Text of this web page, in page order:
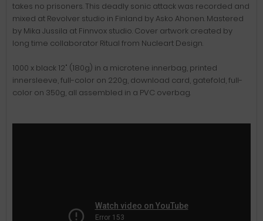
takes no prisoners. This deadly sonic attack was recorded and
mixed at Revolver studio in Finland by Asko Ahonen. Mastered
by Mika Jussila at Finnvox studio. Cover artwork created by
long time collaborator Ritual from Nucleart Design.
1000 x black 12" (180g) in a microtene innerbag, printed
innersleeve, full-color on 220g, download card, gatefold, full-
color on 350g, all assembled in a PVC overbag.